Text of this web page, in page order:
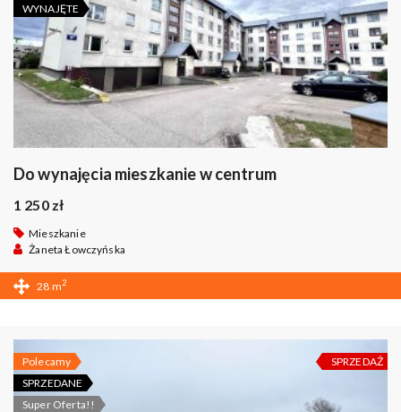
WYNAJĘTE
Do wynajęcia mieszkanie w centrum
1 250 zł
Mieszkanie
Żaneta Łowczyńska
28 m2
Polecamy
SPRZEDANE
Super Oferta!!
SPRZEDAŻ